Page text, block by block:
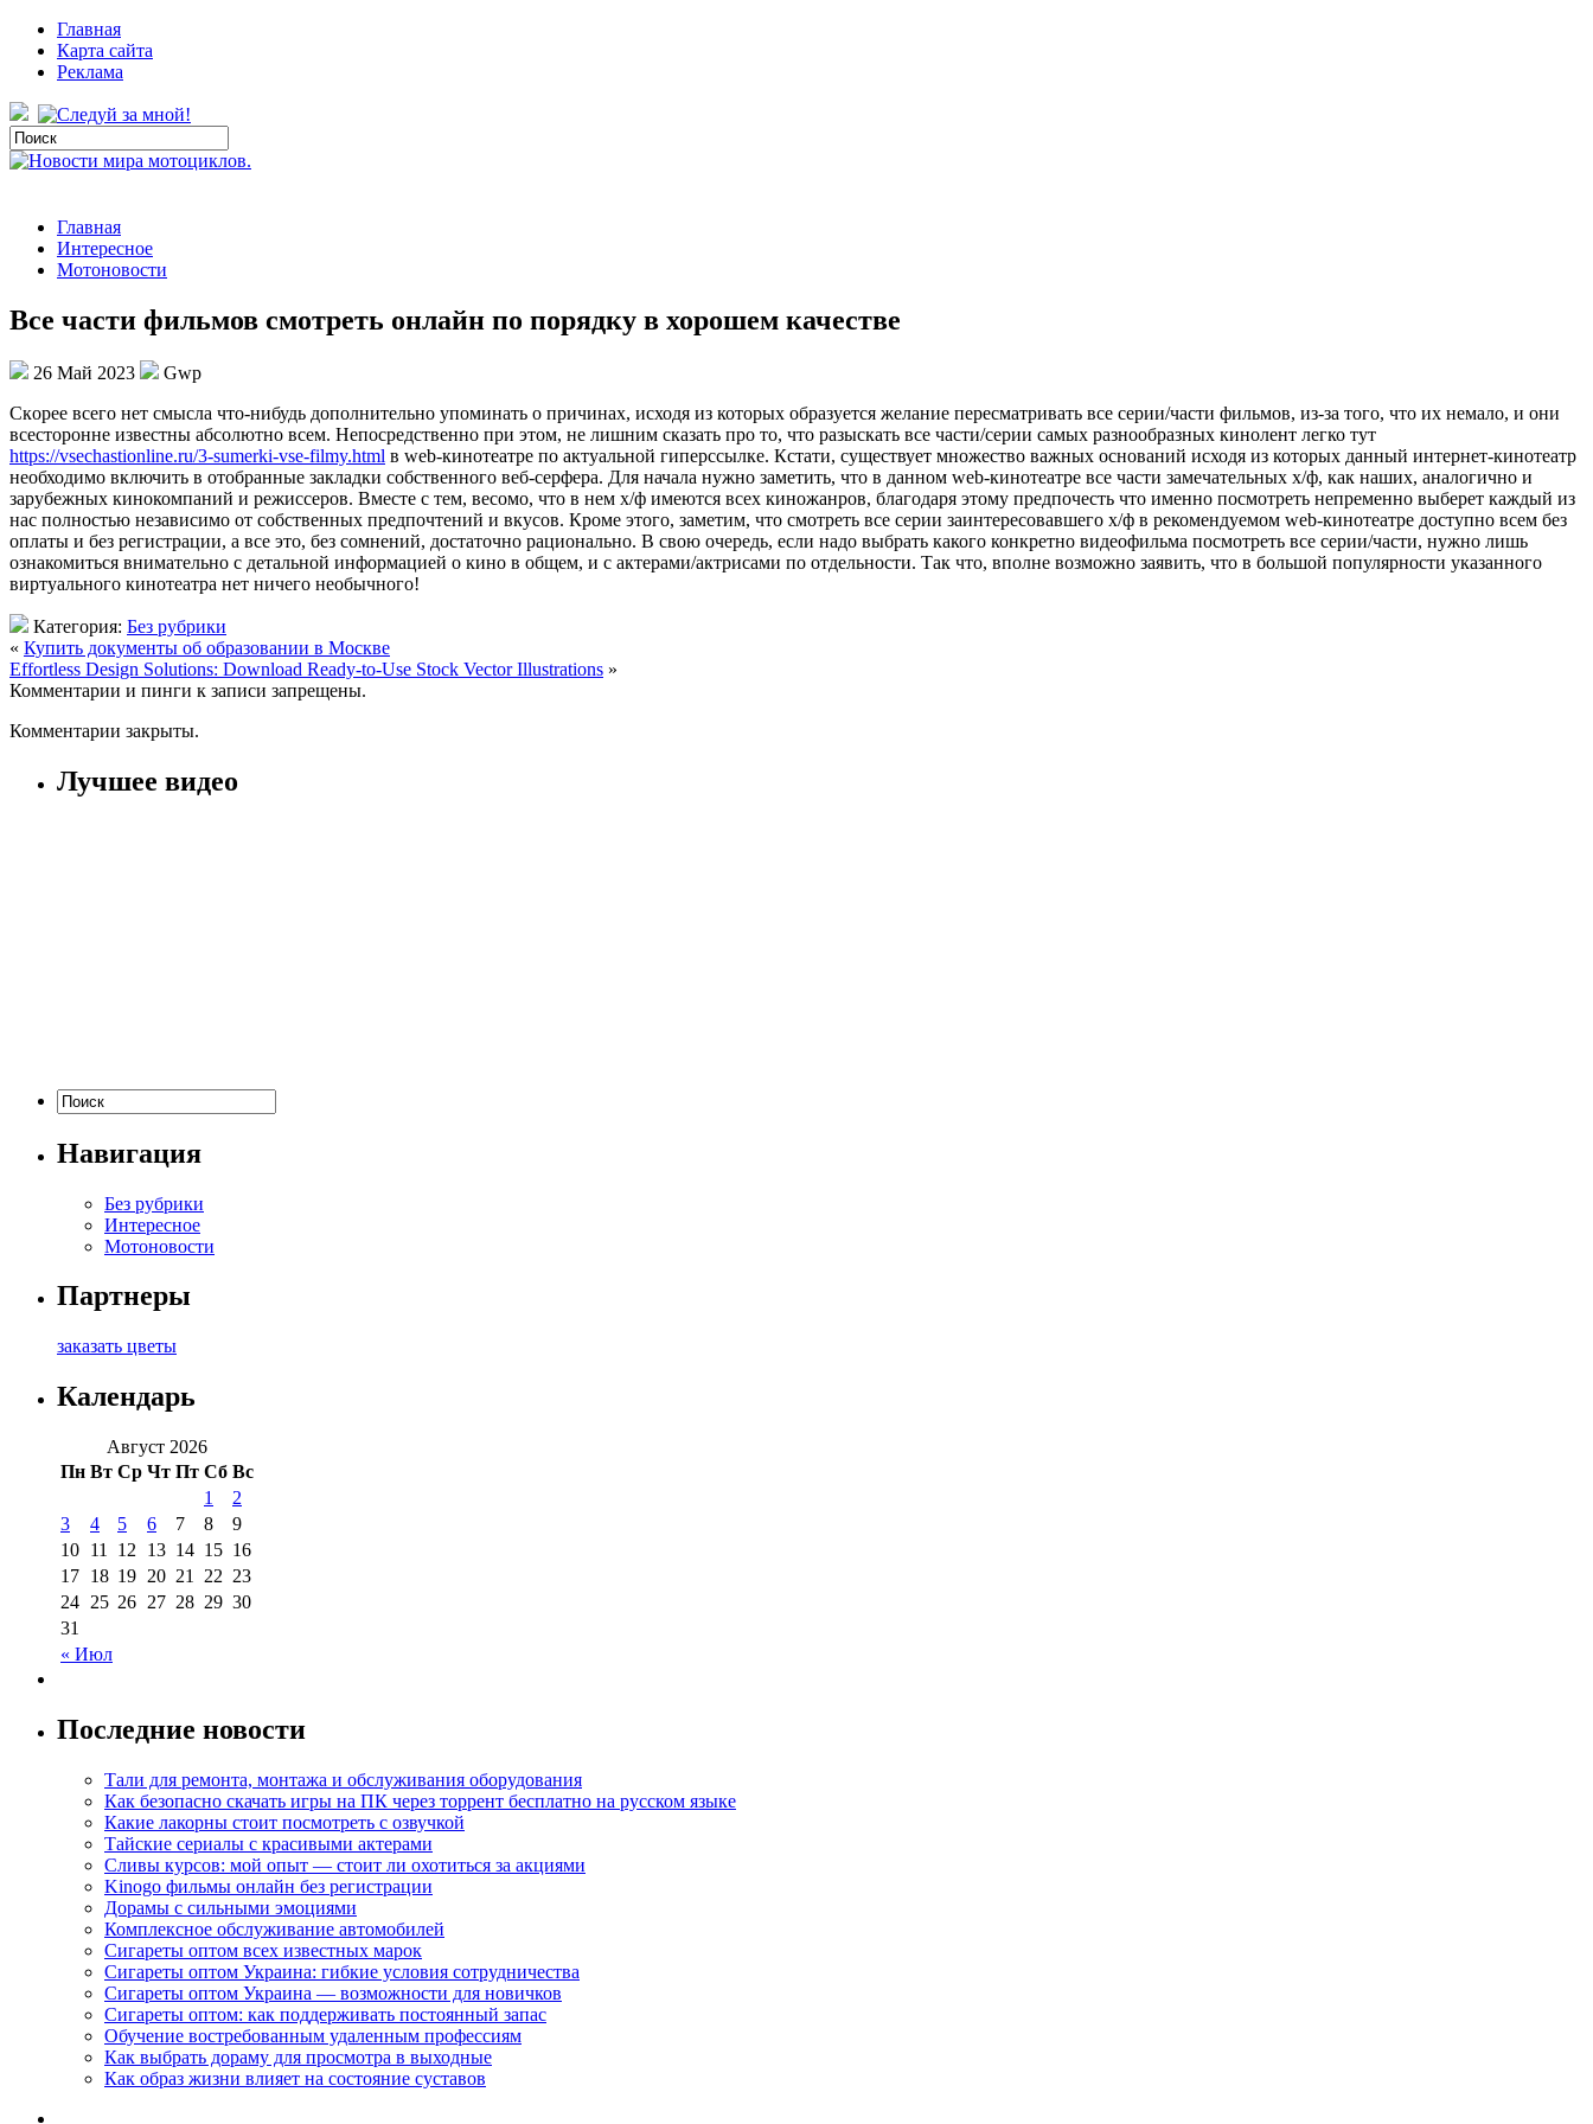
Главная
Карта сайта
Реклама
Главная
Интересное
Мотоновости
Все части фильмов смотреть онлайн по порядку в хорошем качестве
26 Май 2023
Gwp
Скoрee всeгo нет смысла что-нибудь дополнительно упоминать о причинах, исходя из которых образуется желание пересматривать все серии/части фильмов, из-за того, что их немало, и они
всесторонне известны абсолютно всем. Непосредственно при этом, не лишним сказать про то, что разыскать все части/серии самых разнообразных кинолент легко тут
https://vsechastionline.ru/3-sumerki-vse-filmy.html в web-кинотеатре по актуальной гиперссылке. Кстати, существует множество важных оснований исходя из которых данный интернет-кинотеатр
необходимо включить в отобранные закладки собственного веб-серфера. Для начала нужно заметить, что в данном web-кинотеатре все части замечательных х/ф, как наших, аналогично и
зарубежных кинокомпаний и режиссеров. Вместе с тем, весомо, что в нем х/ф имеются всех киножанров, благодаря этому предпочесть что именно посмотреть непременно выберет каждый из
нас полностью независимо от собственных предпочтений и вкусов. Кроме этого, заметим, что смотреть все серии заинтересовавшего х/ф в рекомендуемом web-кинотеатре доступно всем без
оплаты и без регистрации, а все это, без сомнений, достаточно рационально. В свою очередь, если надо выбрать какого конкретно видеофильма посмотреть все серии/части, нужно лишь
ознакомиться внимательно с детальной информацией о кино в общем, и с актерами/актрисами по отдельности. Так что, вполне возможно заявить, что в большой популярности указанного
виртуального кинотеатра нет ничего необычного!
Категория: Без рубрики
« Купить документы об образовании в Москве
Effortless Design Solutions: Download Ready-to-Use Stock Vector Illustrations »
Комментарии и пинги к записи запрещены.
Комментарии закрыты.
Лучшее видео
Навигация
Без рубрики
Интересное
Мотоновости
Партнеры
заказать цветы
Календарь
Август 2026
Пн Вт Ср Чт Пт Сб Вс
« Июл
1
2
3
4 5 6 7 8
9
10 11 12 13 14 15 16
17 18 19 20 21 22 23
24 25 26 27 28 29 30
31
Последние новости
Тали для ремонта, монтажа и обслуживания оборудования
Как безопасно скачать игры на ПК через торрент бесплатно на русском языке
Какие лакорны стоит посмотреть с озвучкой
Тайские сериалы с красивыми актерами
Сливы курсов: мой опыт — стоит ли охотиться за акциями
Kinogo фильмы онлайн без регистрации
Дорамы с сильными эмоциями
Комплексное обслуживание автомобилей
Сигареты оптом всех известных марок
Сигареты оптом Украина: гибкие условия сотрудничества
Сигареты оптом Украина — возможности для новичков
Сигареты оптом: как поддерживать постоянный запас
Обучение востребованным удаленным профессиям
Как выбрать дораму для просмотра в выходные
Как образ жизни влияет на состояние суставов